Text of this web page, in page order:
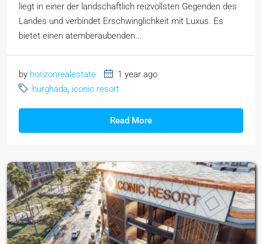
liegt in einer der landschaftlich reizvollsten Gegenden des
Landes und verbindet Erschwinglichkeit mit Luxus. Es
bietet einen atemberaubenden...
by horizonrealestate
1 year ago
hurghada iconic resort
Read More